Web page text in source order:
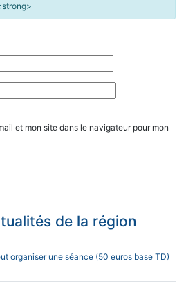
et mon site dans le navigateur pour mon
de la région
organiser une séance (50 euros base TD)